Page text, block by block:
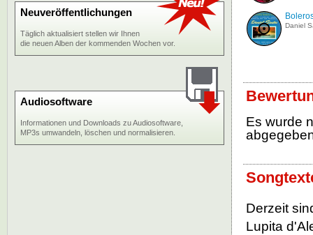
Daniel
Es wurde
Derzeit
Lupita
Neuveröffentlichungen
Täglich aktualisiert stellen wir Ihnen
die neuen Alben der kommenden Wochen vor.
Audiosoftware
Informationen und Downloads zu Audiosoftware,
MP3s umwandeln, löschen und normalisieren.